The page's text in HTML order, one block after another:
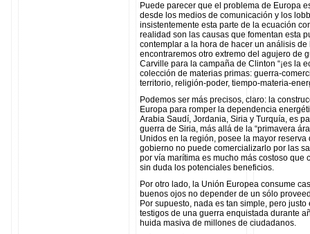
Puede parecer que el problema de Europa
desde los medios de comunicación y los
insistentemente esta parte de la ecuación
realidad son las causas que fomentan esta
contemplar a la hora de hacer un análisis
encontraremos otro extremo del agujero de
Carville para la campaña de Clinton “¡es la
colección de materias primas: guerra-
territorio, religión-poder, tiempo-materia-
Podemos ser más precisos, claro: la
Europa para romper la dependencia
Arabia Saudí, Jordania, Siria y Turquía, es
guerra de Siria, más allá de la “primavera
Unidos en la región, posee la mayor
gobierno no puede comercializarlo por las
por vía marítima es mucho más costoso
sin duda los potenciales beneficios.
Por otro lado, la Unión Europea consume
buenos ojos no depender de un sólo
Por supuesto, nada es tan simple, pero
testigos de una guerra enquistada durante
huida masiva de millones de ciudadanos.